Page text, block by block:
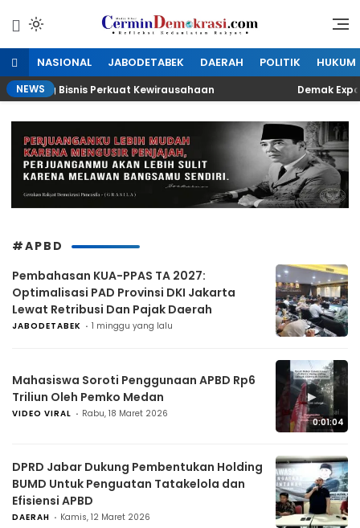
konten
CerminDemokrasi.com
Refleksi Kedaulatan Rakyat
NASIONAL JABODETABEK DAERAH POLITIK HUKUM
NEWSBisnis Perkuat Kewirausahaan Demak Expo
#APBD
Pembahasan KUA-PPAS TA 2027:
Optimalisasi PAD Provinsi DKI Jakarta
Lewat Retribusi Dan Pajak Daerah
JABODETABEK 1 minggu yang lalu
Mahasiswa Soroti Penggunaan APBD Rp6
Triliun Oleh Pemko Medan
VIDEO VIRAL Rabu, 18 Maret 2026
▶
0:01:04
DPRD Jabar Dukung Pembentukan Holding
BUMD Untuk Penguatan Tatakelola dan
Efisiensi APBD
DAERAH Kamis, 12 Maret 2026